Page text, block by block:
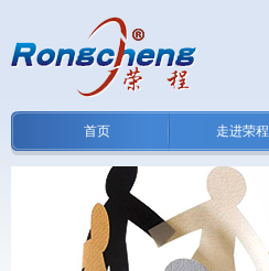
首页 走进荣程